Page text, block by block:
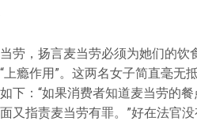
劳，扬言麦当劳必须为她们的饮
瘾作用”。这两名女子简直毫无
下：“如果消费者知道麦当劳的
又指责麦当劳有罪。”好在法官没